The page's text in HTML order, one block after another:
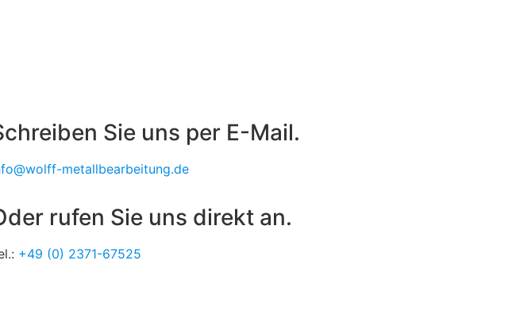
Sie uns per E-Mail.
metallbearbeitung.de
rufen Sie uns direkt an.
+49 (0) 2371-67525